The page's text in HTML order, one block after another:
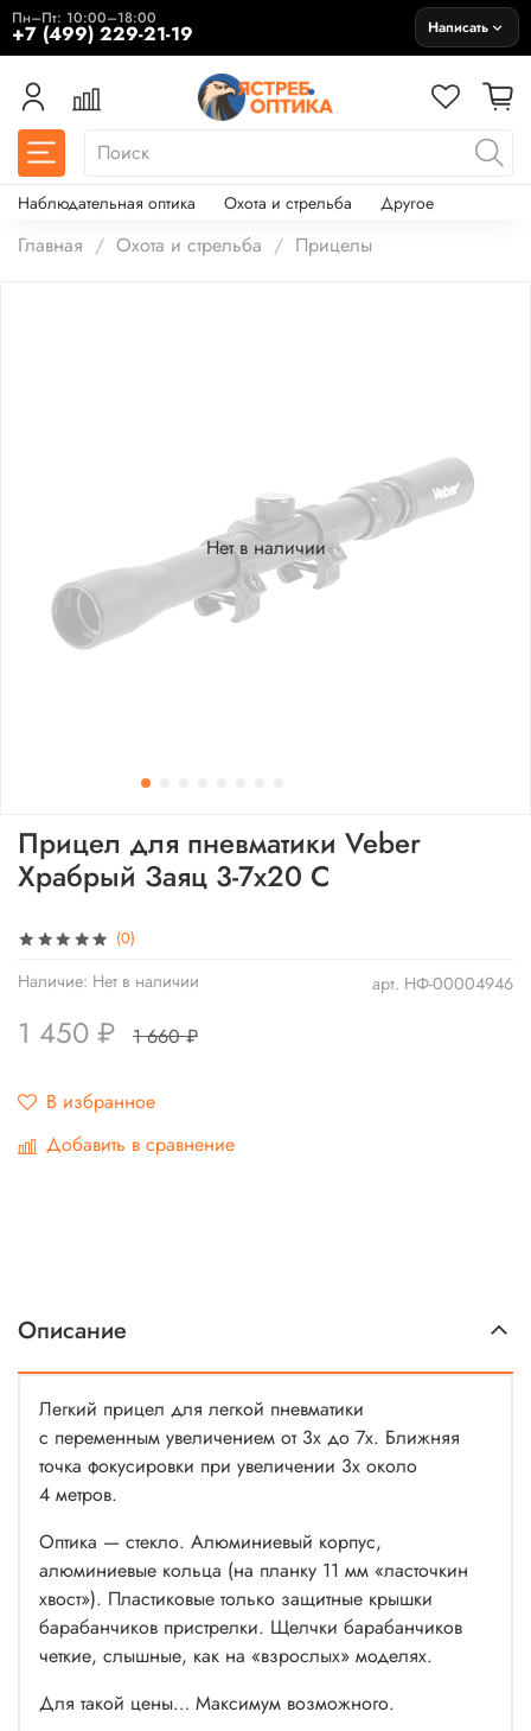
Пн–Пт: 10:00–18:00
+7 (499) 229-21-19 Написать
Наблюдательная оптика Охота и стрельба Другое
Главная Охота и стрельба Прицелы
Нет в наличии
(0)
арт. НФ-00004946
Наличие: Нет в наличии
Прицел для пневматики Veber
Храбрый Заяц 3-7x20 C
1 450 ₽ 1 660 ₽
В избранное
Добавить в сравнение
Описание
Легкий прицел для легкой пневматики
с переменным увеличением от 3х до 7х. Ближняя
точка фокусировки при увеличении 3х около
4 метров.
Оптика — стекло. Алюминиевый корпус,
алюминиевые кольца (на планку 11 мм «ласточкин
хвост»). Пластиковые только защитные крышки
барабанчиков пристрелки. Щелчки барабанчиков
четкие, слышные, как на «взрослых» моделях.
Для такой цены… Максимум возможного.